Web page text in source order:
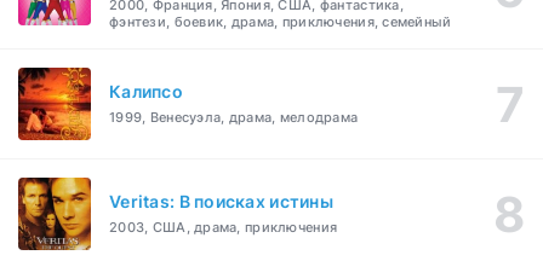
2000, Франция, Япония, США, фантастика,
фэнтези, боевик, драма, приключения, семейный
Калипсо
1999, Венесуэла, драма, мелодрама
Veritas: В поисках истины
2003, США, драма, приключения